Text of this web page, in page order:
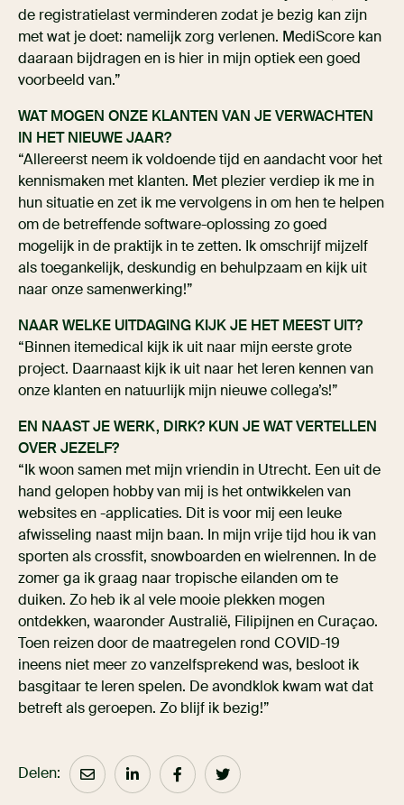
de registratielast verminderen zodat je bezig kan zijn
met wat je doet: namelijk zorg verlenen. MediScore kan
daaraan bijdragen en is hier in mijn optiek een goed
voorbeeld van.”
WAT MOGEN ONZE KLANTEN VAN JE VERWACHTEN
IN HET NIEUWE JAAR?
“Allereerst neem ik voldoende tijd en aandacht voor het
kennismaken met klanten. Met plezier verdiep ik me in
hun situatie en zet ik me vervolgens in om hen te helpen
om de betreffende software-oplossing zo goed
mogelijk in de praktijk in te zetten. Ik omschrijf mijzelf
als toegankelijk, deskundig en behulpzaam en kijk uit
naar onze samenwerking!”
NAAR WELKE UITDAGING KIJK JE HET MEEST UIT?
“Binnen itemedical kijk ik uit naar mijn eerste grote
project. Daarnaast kijk ik uit naar het leren kennen van
onze klanten en natuurlijk mijn nieuwe collega’s!”
EN NAAST JE WERK, DIRK? KUN JE WAT VERTELLEN
OVER JEZELF?
“Ik woon samen met mijn vriendin in Utrecht. Een uit de
hand gelopen hobby van mij is het ontwikkelen van
websites en -applicaties. Dit is voor mij een leuke
afwisseling naast mijn baan. In mijn vrije tijd hou ik van
sporten als crossfit, snowboarden en wielrennen. In de
zomer ga ik graag naar tropische eilanden om te
duiken. Zo heb ik al vele mooie plekken mogen
ontdekken, waaronder Australië, Filipijnen en Curaçao.
Toen reizen door de maatregelen rond COVID-19
ineens niet meer zo vanzelfsprekend was, besloot ik
basgitaar te leren spelen. De avondklok kwam wat dat
betreft als geroepen. Zo blijf ik bezig!”
Delen: